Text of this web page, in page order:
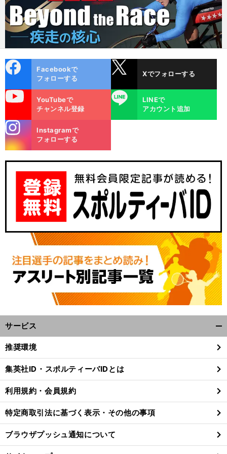
ok
Facebookで
フォローする
Xでフォローする
YouTubeで
チャンネル登録
LINE
LINEで
アカウント追加
m
Instagramで
フォローする
サービス
閉
る
推奨環境
集英社ID・スポルティーバIDとは
利用規約・会員規約
特定商取引法に基づく表示・その他の事項
ブラウザプッシュ通知について